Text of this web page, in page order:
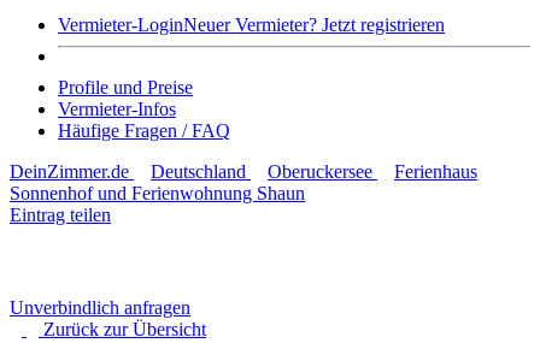
Vermieter-LoginNeuer Vermieter? Jetzt registrieren
Profile und Preise
Vermieter-Infos
Häufige Fragen / FAQ
DeinZimmer.de
Deutschland Oberuckersee
Ferienhaus
Sonnenhof und Ferienwohnung Shaun
Eintrag teilen
Unverbindlich anfragen
Zurück zurÜbersicht